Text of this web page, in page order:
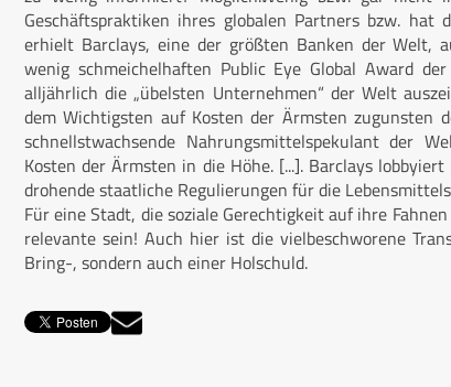
Geschäftspraktiken ihres globalen Partners bzw.
erhielt Barclays, eine der größten Banken der Welt,
wenig schmeichelhaften Public Eye Global Award
alljährlich die „übelsten Unternehmen“ der Welt
dem Wichtigsten auf Kosten der Ärmsten zugunsten
schnellstwachsende Nahrungsmittelspekulant der
Kosten der Ärmsten in die Höhe. [...]. Barclays
drohende staatliche Regulierungen für die
Für eine Stadt, die soziale Gerechtigkeit auf ihre
relevante sein! Auch hier ist die vielbeschworene
Bring-, sondern auch einer Holschuld.